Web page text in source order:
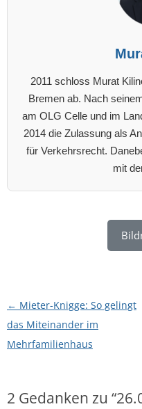
2011 schloss Murat
Bremen ab. Nach
am OLG Celle und im
2014 die Zulassung als
für Verkehrsrecht.
mit
Beitragsnavigation
← Mieter-Knigge: So gelingt
das Miteinander im
Mehrfamilienhaus
2 Gedanken zu “